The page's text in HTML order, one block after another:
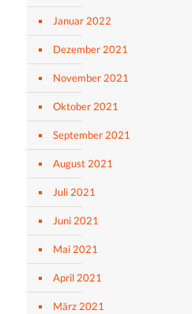
Januar 2022
Dezember 2021
November 2021
Oktober 2021
September 2021
August 2021
Juli 2021
Juni 2021
Mai 2021
April 2021
März 2021